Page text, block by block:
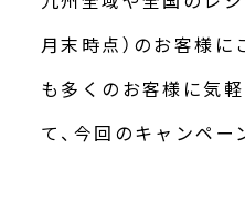
月末時点）のお客様
も多くのお客様に気
て、今回のキャンペー